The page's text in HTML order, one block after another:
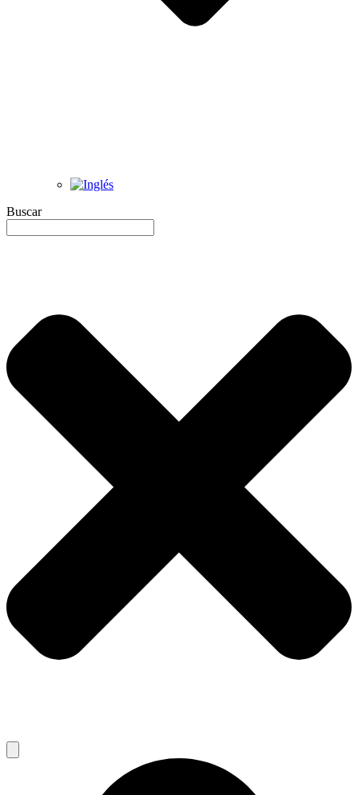
Buscar